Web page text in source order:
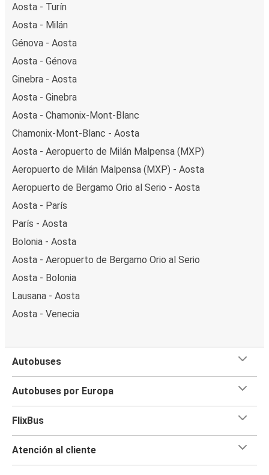
Aosta - Turín
Aosta - Milán
Génova - Aosta
Aosta - Génova
Ginebra - Aosta
Aosta - Ginebra
Aosta - Chamonix-Mont-Blanc
Chamonix-Mont-Blanc - Aosta
Aosta - Aeropuerto de Milán Malpensa (MXP)
Aeropuerto de Milán Malpensa (MXP) - Aosta
Aeropuerto de Bergamo Orio al Serio - Aosta
Aosta - París
París - Aosta
Bolonia - Aosta
Aosta - Aeropuerto de Bergamo Orio al Serio
Aosta - Bolonia
Lausana - Aosta
Aosta - Venecia
Autobuses
Autobuses por Europa
FlixBus
Atención al cliente